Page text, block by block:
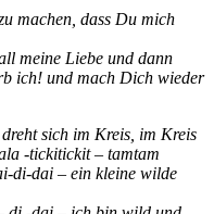
machen, dass Du mich
meine Liebe und dann
ich! und mach Dich wieder
sich im Kreis, im Kreis
-tickitickit – tamtam
di-dai – ein kleine wilde